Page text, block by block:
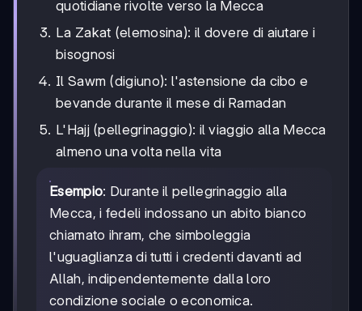
quotidiane rivolte verso la Mecca
La Zakat (elemosina): il dovere di aiutare i
bisognosi
Il Sawm (digiuno): l'astensione da cibo e
bevande durante il mese di Ramadan
L'Hajj (pellegrinaggio): il viaggio alla Mecca
almeno una volta nella vita
Esempio: Durante il pellegrinaggio alla
Mecca, i fedeli indossano un abito bianco
chiamato ihram, che simboleggia
l'uguaglianza di tutti i credenti davanti ad
Allah, indipendentemente dalla loro
condizione sociale o economica.